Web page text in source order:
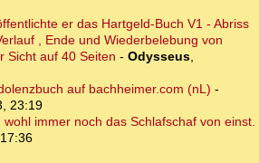
er das Hartgeld-Buch V1 - Abriss
, Ende und Wiederbelebung von
Sicht auf 40 Seiten - Odysseus,
auf bachheimer.com (nL) -
23:19
immer noch das Schlafschaf von einst.